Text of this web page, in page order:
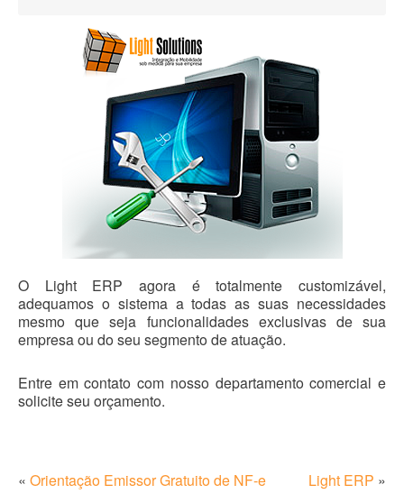
O Light ERP agora é totalmente customizável,
adequamos o sistema a todas as suas necessidades
mesmo que seja funcionalidades exclusivas de sua
empresa ou do seu segmento de atuação.
Entre em contato com nosso departamento comercial e
solicite seu orçamento.
« Orientação Emissor Gratuito de NF-e Light ERP »